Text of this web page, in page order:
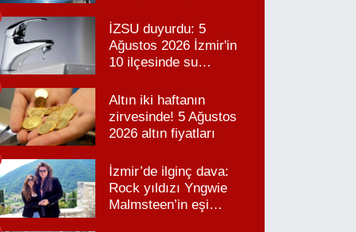
İZSU duyurdu: 5
Ağustos 2026 İzmir'in
10 ilçesinde su
Altın iki haftanın
zirvesinde! 5 Ağustos
2026 altın fiyatları
İzmir’de ilginç dava:
Rock yıldızı Yngwie
Malmsteen’in eşi